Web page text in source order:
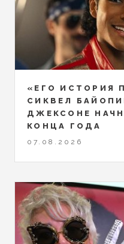
«ЕГО ИСТОРИЯ
СИКВЕЛ
ДЖЕКСОНЕ
КОНЦА ГОДА
07.08.2026